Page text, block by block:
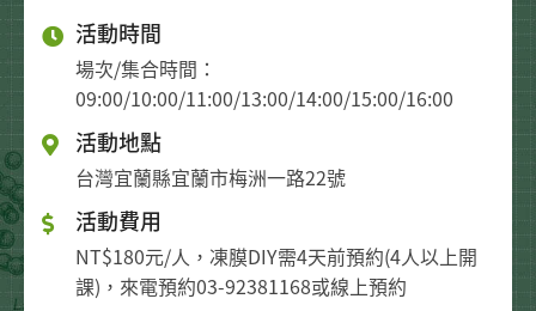
活動時間
場次/集合時間：
09:00/10:00/11:00/13:00/14:00/15:00/16:00
活動地點
台灣宜蘭縣宜蘭市梅洲一路22號
活動費用
NT$180元/人，凍膜DIY需4天前預約(4人以上開
課)，來電預約03-92381168或線上預約